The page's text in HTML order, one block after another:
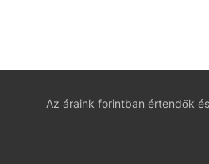
Az áraink forintban értendők